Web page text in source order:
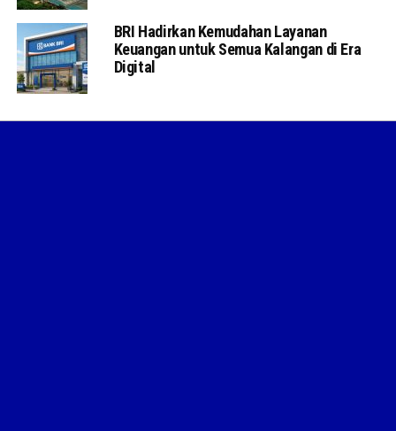
BRI Hadirkan Kemudahan Layanan
Keuangan untuk Semua Kalangan di Era
Digital